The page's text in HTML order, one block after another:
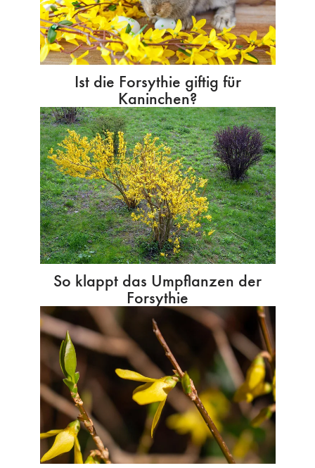
Ist die Forsythie giftig für
Kaninchen?
So klappt das Umpflanzen der
Forsythie